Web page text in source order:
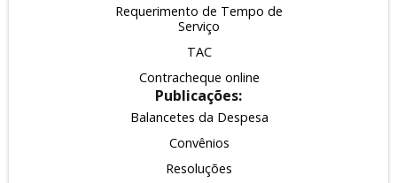
Requerimento de Tempo de
Serviço
TAC
Contracheque online
Publicações:
Balancetes da Despesa
Convênios
Resoluções